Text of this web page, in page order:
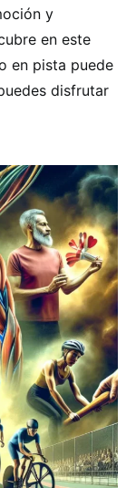
y
en este
en pista puede
disfrutar